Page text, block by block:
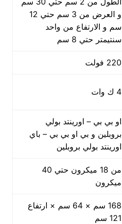
و العرض من 3 سم حتي 12
سم و الارتفاع من واحد
سنتيمتر حتي 8 سم
220 فولت
4 ك وات
او بي بي – اورينتد بولي
بروبلين و بي او بي بي – باي
اورينتد بولي بروبلين
من 18 ميكرون حتي 40
ميكرون
168 سم × 64 سم × ارتفاع
121 سم